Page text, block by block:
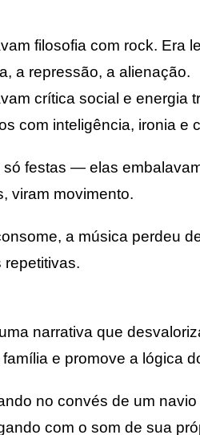
filosofia com rock. Era
a repressão, a alienação.
crítica social e energia
com inteligência, ironia e
festas — elas
viram movimento.
a música perdeu
repetitivas.
narrativa que
e promove a lógica
no convés de um navio
com o som de sua